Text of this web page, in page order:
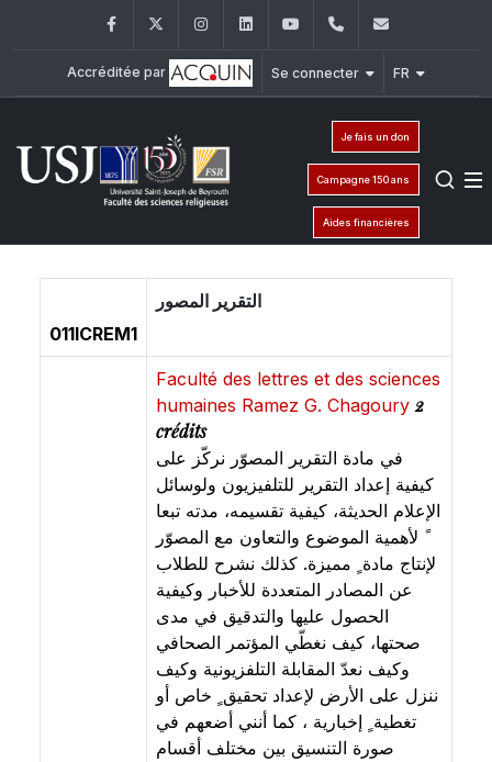
FacebookTwitter InstagramLinkedInYouTube+961 (1) 421 586
Accréditée par Se connecter FR
Je fais un don
Campagne 150 ans
Aides financières
011ICREM1
التقرير المصور
Faculté des lettres et des sciences
humaines Ramez G. Chagoury2
crédits
في مادة التقرير المصوّر نركّز على
كيفية إعداد التقرير للتلفيزيون ولوسائل
الإعلام الحديثة، كيفية تقسيمه، مدته تبعا
ً لأهمية الموضوع والتعاون مع المصوّر
لإنتاج مادة ٍ مميزة. كذلك نشرح للطلاب
عن المصادر المتعددة للأخبار وكيفية
الحصول عليها والتدقيق في مدى
صحتها، كيف نغطّي المؤتمر الصحافي
وكيف نعدّ المقابلة التلفزيونية وكيف
ننزل على الأرض لإعداد تحقيق ٍ خاص أو
تغطية ٍ إخبارية ، كما أنني أضعهم في
صورة التنسيق بين مختلف أقسام